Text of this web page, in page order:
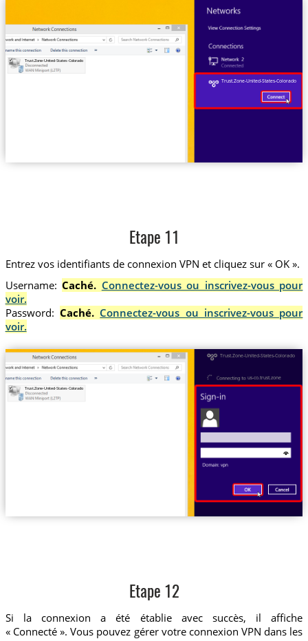
Trust.Zone-United-States-Colorado
Trust.Zone-United-States-Colorado
Etape 11
Entrez vos identifiants de connexion VPN et cliquez sur « OK ».
Username:Caché. Connectez-vous ou inscrivez-vous pour
voir.
Password: Caché. Connectez-vous ou inscrivez-vous pour
voir.
Trust.Zone-United-States-Colorado
Trust.Zone-United-States-Colorado
us-co.trust.zone
Etape 12
Si la connexion a été établie avec succès, il affiche
« Connecté ». Vous pouvez gérer votre connexion VPN dans les